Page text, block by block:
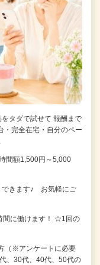
タダで試せて 報酬まで
・完全在宅・自分のペー
間額1,500円～5,000
できます♪ お気軽にご
間に働けます！ ☆1回の
（※アンケートに必要
、30代、40代、50代の